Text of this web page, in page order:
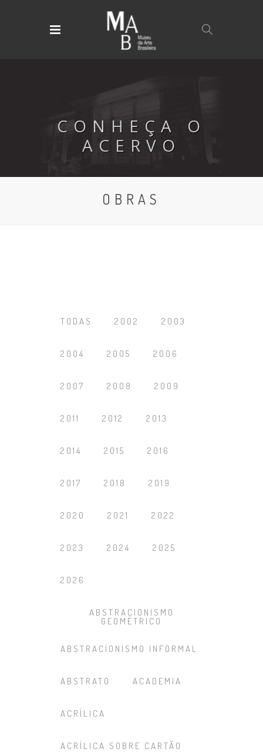
CONHEÇA O
ACERVO
OBRAS
TODAS 2002 2003
2004 2005 2006
2007 2008 2009
2011 2012 2013
2014 2015 2016
2017 2018 2019
2020 2021 2022
2023 2024 2025
2026
ABSTRACIONISMO
GEOMÉTRICO
ABSTRACIONISMO INFORMAL
ABSTRATO ACADEMIA
ACRÍLICA
ACRÍLICA SOBRE CARTÃO